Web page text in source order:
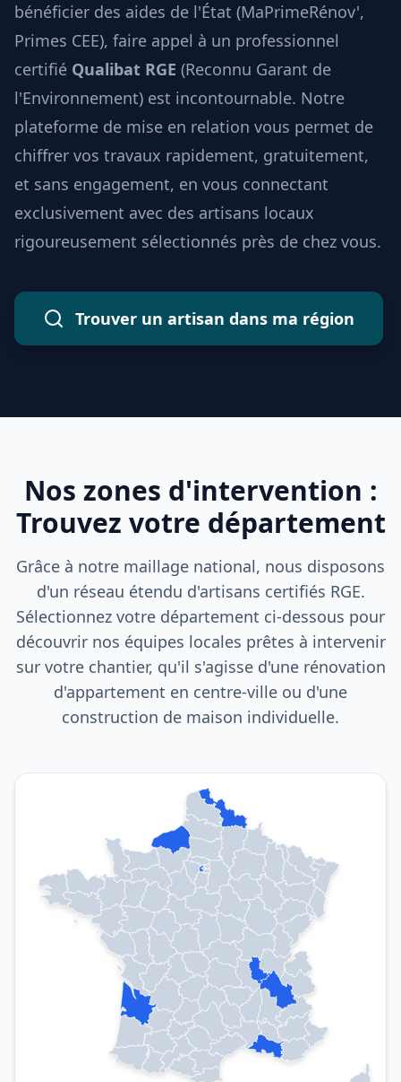
bénéficier des aides de l'État (MaPrimeRénov',
Primes CEE), faire appel à un professionnel
certifié Qualibat RGE (Reconnu Garant de
l'Environnement) est incontournable. Notre
plateforme de mise en relation vous permet de
chiffrer vos travaux rapidement, gratuitement,
et sans engagement, en vous connectant
exclusivement avec des artisans locaux
rigoureusement sélectionnés près de chez vous.
Trouver un artisan dans ma région
Nos zones d'intervention :
Trouvez votre département
Grâce à notre maillage national, nous disposons
d'un réseau étendu d'artisans certifiés RGE.
Sélectionnez votre département ci-dessous pour
découvrir nos équipes locales prêtes à intervenir
sur votre chantier, qu'il s'agisse d'une rénovation
d'appartement en centre-ville ou d'une
construction de maison individuelle.